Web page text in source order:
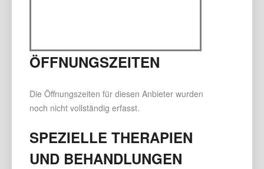
ÖFFNUNGSZEITEN
Die Öffnungszeiten für diesen Anbieter wurden
noch nicht vollständig erfasst.
SPEZIELLE THERAPIEN
UND BEHANDLUNGEN